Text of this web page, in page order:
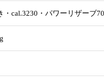
・cal.3230・パワーリザーブ